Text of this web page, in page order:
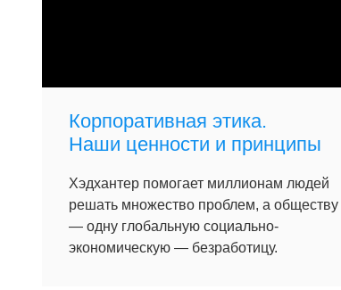
Корпоративная этика.
Наши ценности и принципы
Хэдхантер помогает миллионам людей
решать множество проблем, а обществу
— одну глобальную социально-
экономическую — безработицу.